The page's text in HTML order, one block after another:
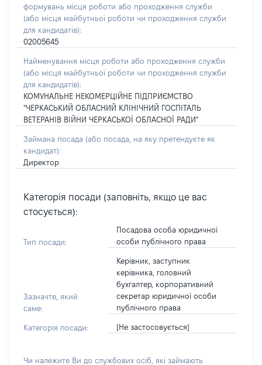
формувань місця роботи або проходження служби
(або місця майбутньої роботи чи проходження служби
для кандидатів):
02005645
Найменування місця роботи або проходження служби
(або місця майбутньої роботи чи проходження служби
для кандидатів):
КОМУНАЛЬНЕ НЕКОМЕРЦІЙНЕ ПІДПРИЄМСТВО
"ЧЕРКАСЬКИЙ ОБЛАСНИЙ КЛІНІЧНИЙ ГОСПІТАЛЬ
ВЕТЕРАНІВ ВІЙНИ ЧЕРКАСЬКОЇ ОБЛАСНОЇ РАДИ"
Займана посада (або посада, на яку претендуєте як
кандидат):
Директор
Категорія посади (заповніть, якщо це вас
стосується):
Тип посади:
Посадова особа юридичної
особи публічного права
Зазначте, який
саме:
Керівник, заступник
керівника, головний
бухгалтер, корпоративний
секретар юридичної особи
публічного права
Категорія посади: [Не застосовується]
Чи належите Ви до службових осіб, які займають